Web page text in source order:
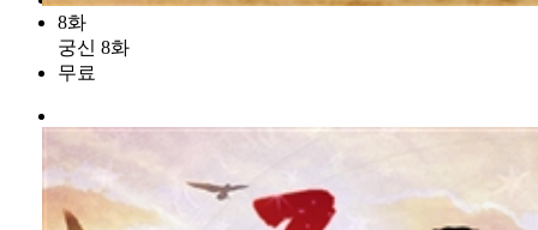
8화
궁신 8화
무료